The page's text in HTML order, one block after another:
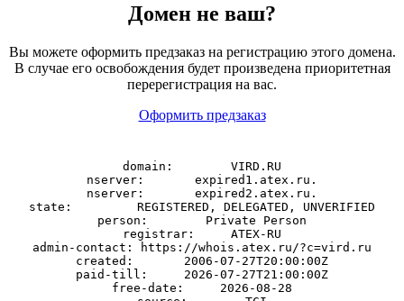
Домен не ваш?
Вы можете оформить предзаказ на регистрацию этого домена.
В случае его освобождения будет произведена приоритетная
перерегистрация на вас.
Оформить предзаказ
domain:        VIRD.RU
nserver:       expired1.atex.ru.
nserver:       expired2.atex.ru.
state:         REGISTERED, DELEGATED, UNVERIFIED
person:        Private Person
registrar:     ATEX-RU
admin-contact: https://whois.atex.ru/?c=vird.ru
created:       2006-07-27T20:00:00Z
paid-till:     2026-07-27T21:00:00Z
free-date:     2026-08-28